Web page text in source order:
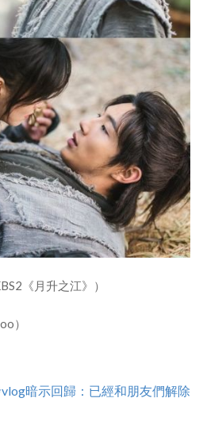
《月升之江》）
）
vlog暗示回歸：已經和朋友們解除